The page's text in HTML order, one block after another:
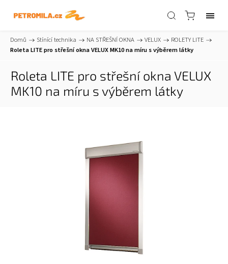
Domů / Stínící technika / NA STŘEŠNÍ OKNA / VELUX / ROLETY LITE /
Roleta LITE pro střešní okna VELUX MK10na míru s výběrem látky
Roleta LITE pro střešní okna VELUX
MK10 na míru s výběrem látky